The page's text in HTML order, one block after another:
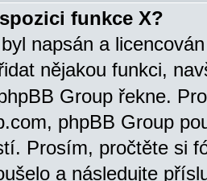
funkce X?
napsán a
nějakou funkci,
Group řekne.
phpBB Group
Prosím, pročtěte si
a následujte